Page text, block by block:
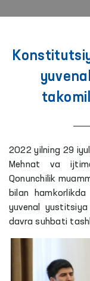
2022 yilning 29
Mehnat va
Qonunchilik
bilan
yuvenal
davra suhbati